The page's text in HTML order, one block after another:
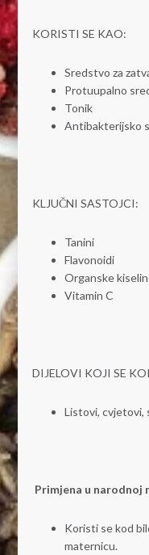
KORISTI SE KAO:
Sredstvo za
Protuupalno
Tonik
Antibakterijsko
KLJUČNI SASTOJCI:
Tanini
Flavonoidi
Organske
Vitamin C
DIJELOVI KOJI SE
Listovi, cvjetovi,
Primjena u narodnoj
Koristi se kod
maternicu.